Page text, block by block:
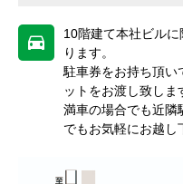
10階建て本社ビル
ります。
駐車券をお持ち頂い
ットをお渡し致しま
満車の場合でも近隣
でもお気軽にお越し